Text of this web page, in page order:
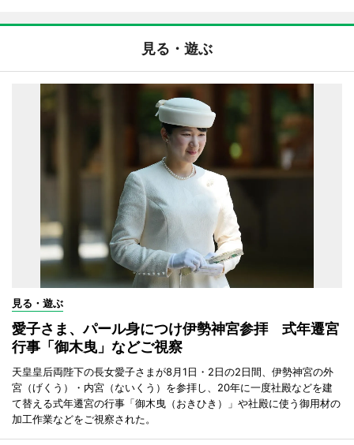
見る・遊ぶ
見る・遊ぶ
愛子さま、パール身につけ伊勢神宮参拝 式年遷宮
行事「御木曳」などご視察
天皇皇后両陛下の長女愛子さまが8月1日・2日の2日間、伊勢神宮の外
宮（げくう）・内宮（ないくう）を参拝し、20年に一度社殿などを建
て替える式年遷宮の行事「御木曳（おきひき）」や社殿に使う御用材の
加工作業などをご視察された。